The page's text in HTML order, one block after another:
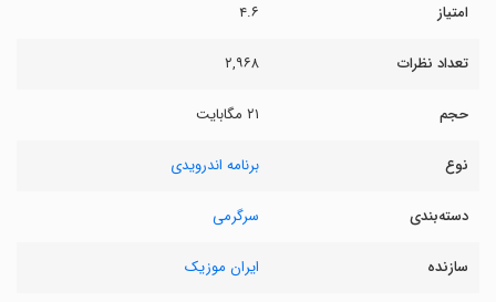
امتیاز ۴.۶
تعداد نظرات ۲,۹۶۸
حجم ۲۱ مگابایت
نوع برنامه اندرویدی
دسته‌بندی سرگرمی
سازنده ایران موزیک